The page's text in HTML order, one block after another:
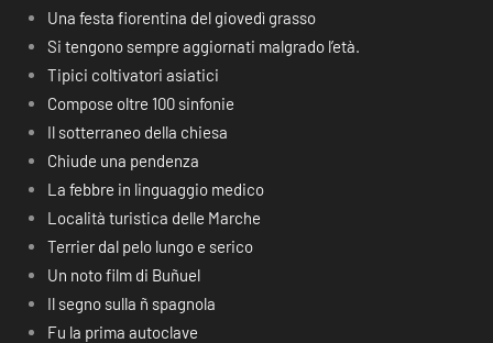
Una festa fiorentina del giovedì grasso
Si tengono sempre aggiornati malgrado l’età.
Tipici coltivatori asiatici
Compose oltre 100 sinfonie
Il sotterraneo della chiesa
Chiude una pendenza
La febbre in linguaggio medico
Località turistica delle Marche
Terrier dal pelo lungo e serico
Un noto film di Buñuel
Il segno sulla ñ spagnola
Fu la prima autoclave